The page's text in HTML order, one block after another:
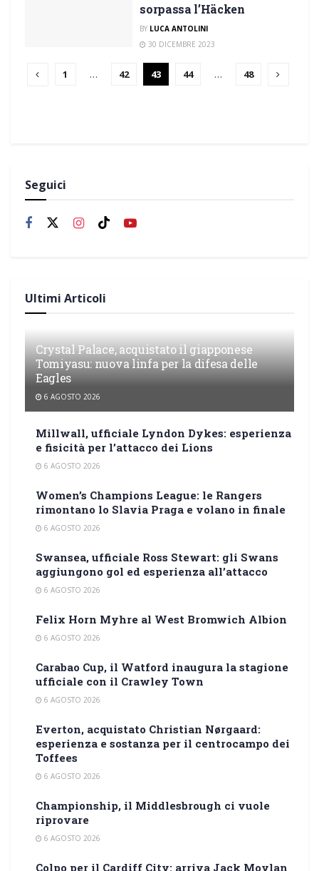
sorpassa l’Häcken
BY LUCA ANTOLINI
30 DICEMBRE 2023
1 … 42 43 44 … 48
Seguici
Ultimi Articoli
Crystal Palace, acquistato il giapponese
Tomiyasu: nuova linfa per la difesa delle
Eagles
6 AGOSTO 2026
Millwall, ufficiale Lyndon Dykes: esperienza
e fisicità per l’attacco dei Lions
6 AGOSTO 2026
Women’s Champions League: le Rangers
rimontano lo Slavia Praga e volano in finale
6 AGOSTO 2026
Swansea, ufficiale Ross Stewart: gli Swans
aggiungono gol ed esperienza all’attacco
6 AGOSTO 2026
Felix Horn Myhre al West Bromwich Albion
6 AGOSTO 2026
Carabao Cup, il Watford inaugura la stagione
ufficiale con il Crawley Town
6 AGOSTO 2026
Everton, acquistato Christian Nørgaard:
esperienza e sostanza per il centrocampo dei
Toffees
6 AGOSTO 2026
Championship, il Middlesbrough ci vuole
riprovare
6 AGOSTO 2026
Colpo per il Cardiff City: arriva Jack Moylan